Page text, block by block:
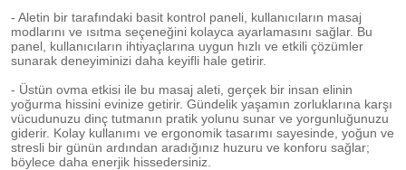
- Aletin bir tarafındaki basit kontrol paneli, kullanıcıların masaj
modlarını ve ısıtma seçeneğini kolayca ayarlamasını sağlar. Bu
panel, kullanıcıların ihtiyaçlarına uygun hızlı ve etkili çözümler
sunarak deneyiminizi daha keyifli hale getirir.
- Üstün ovma etkisi ile bu masaj aleti, gerçek bir insan elinin
yoğurma hissini evinize getirir. Gündelik yaşamın zorluklarına karşı
vücudunuzu dinç tutmanın pratik yolunu sunar ve yorgunluğunuzu
giderir. Kolay kullanımı ve ergonomik tasarımı sayesinde, yoğun ve
stresli bir günün ardından aradığınız huzuru ve konforu sağlar;
böylece daha enerjik hissedersiniz.